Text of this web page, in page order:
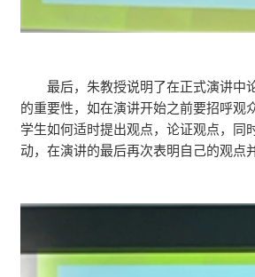
最后，朱教授说明了在正式演讲中
的重要性，如在演讲开始之前要招呼观
学生如何适时提出观点，论证观点，同
动，在演讲的最后再次表明自己的观点